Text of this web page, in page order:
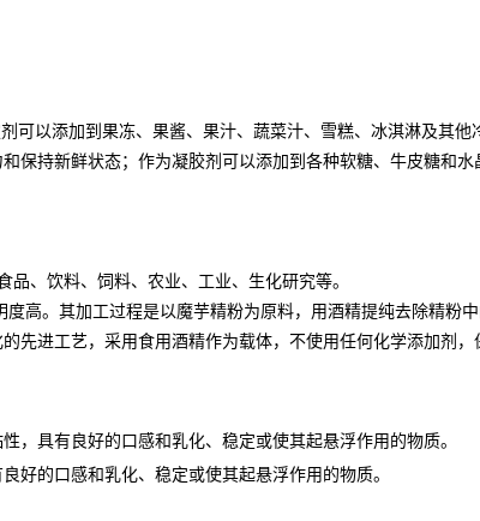
以添加到果冻、果酱、果汁、蔬菜汁、雪糕、冰淇淋及其
保持新鲜状态；作为凝胶剂可以添加到各种软糖、牛皮糖和水
、饮料、饲料、农业、工业、生化研究等。
。其加工过程是以魔芋精粉为原料，用酒精提纯去除精粉
进工艺，采用食用酒精作为载体，不使用任何化学添加剂，
，具有良好的口感和乳化、稳定或使其起悬浮作用的物质。
好的口感和乳化、稳定或使其起悬浮作用的物质。